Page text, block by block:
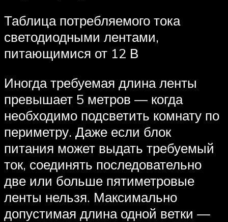
Таблица потребляемого тока
светодиодными лентами,
питающимися от 12 В
Иногда требуемая длина ленты
превышает 5 метров — когда
необходимо подсветить комнату по
периметру. Даже если блок
питания может выдать требуемый
ток, соединять последовательно
две или больше пятиметровые
ленты нельзя. Максимально
допустимая длина одной ветки —